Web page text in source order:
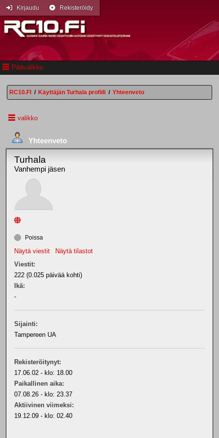
Päävalikko
Kirjaudu Rekisteröidy
RC10.FI / Käyttäjän Turhala profiili / Yhteenveto
valikko
Yhteenveto
Turhala
Vanhempi jäsen
Poissa
Näytä viestit
Näytä tilastot
Viestit:
222 (0.025 päivää kohti)
Ikä:
-
Sijainti:
Tampereen UA
Rekisteröitynyt:
17.06.02 - klo: 18.00
Paikallinen aika:
07.08.26 - klo: 23.37
Aktiivinen viimeksi:
19.12.09 - klo: 02.40